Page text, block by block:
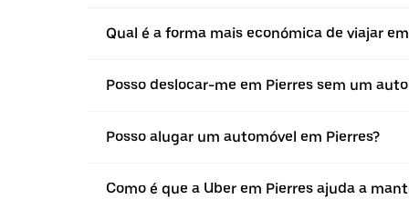
Qual é a forma mais económica de viajar
Posso deslocar-me em Pierres sem um
Posso alugar um automóvel em Pierres?
Como é que a Uber em Pierres ajuda a